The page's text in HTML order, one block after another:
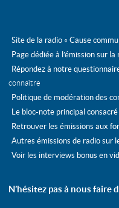
Site de la radio « Cause
Page dédiée à l’émission sur
Répondez à notre
connaître
Politique de modération des
Le bloc-note principal
Retrouver les émissions aux
Autres émissions de radio sur
Voir les interviews bonus en
N’hésitez pas à nous faire